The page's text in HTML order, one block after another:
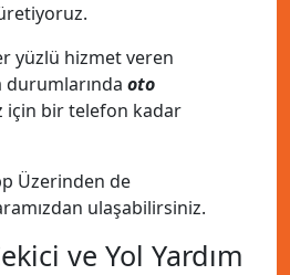
yüzlü hizmet veren
durumlarında oto
için bir telefon kadar
Üzerinden de
ulaşabilirsiniz.
ve Yol Yardım